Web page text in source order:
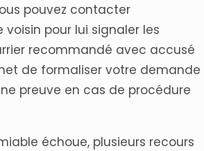
pouvez contacter
pour lui signaler les
recommandé avec accusé
de formaliser votre demande
preuve en cas de procédure
échoue, plusieurs recours